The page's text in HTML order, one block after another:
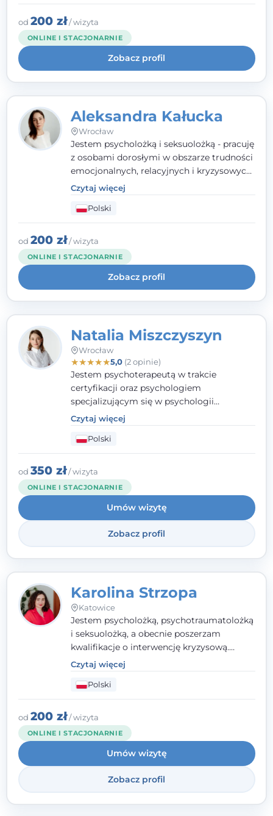
polskim i angielskim, w podejściu
humanistycznym, opartym na
partnerstwie i podmiotowości klienta.
od 200 zł/ wizyta
ONLINE I STACJONARNIE
Zobacz profil
Aleksandra Kałucka
Wrocław
Jestem psycholożką i seksuolożką - pracuję
z osobami dorosłymi w obszarze trudności
emocjonalnych, relacyjnych i kryzysowych,
w tym z osobami po doświadczeniach
przemocy. Ukończyłam psychologię
kliniczną oraz studia podyplomowe z
interwencji kryzysowej i seksuologii
klinicznej na SWPS we Wrocławiu. W pracy
kieruję się empatią, etyką zawodową i
uważnością na potrzeby klienta.
Czytaj więcej
Polski
od 200 zł/ wizyta
ONLINE I STACJONARNIE
Zobacz profil
Natalia Miszczyszyn
Wrocław
★★★★★5,0(2 opinie)
Jestem psychoterapeutą w trakcie
certyfikacji oraz psychologiem
specjalizującym się w psychologii
klinicznej. Ukończyłam również studia
podyplomowe z Praktycznej Diagnozy
Psychologicznej. Aktywnie uczestniczę w
działalności Polskiego Towarzystwa
Psychiatrycznego oraz Polskiego
Towarzystwa Psychologicznego, a także
jestem członkiem nadzwyczajnym
Wielkopolskiego Towarzystwa Terapii
Systemowej.
Czytaj więcej
Polski
od 350 zł/ wizyta
ONLINE I STACJONARNIE
Umów wizytę
Zobacz profil
Karolina Strzopa
Katowice
Jestem psycholożką, psychotraumatolożką
i seksuolożką, a obecnie poszerzam
kwalifikacje o interwencję kryzysową.
Pracuję w nurcie terapii trzeciej fali, łącząc
metody o potwierdzonej skuteczności.
Towarzyszę młodzieży, dorosłym i parom w
radzeniu sobie z bolesnymi
doświadczeniami tak, by mogli żyć pełniej.
Czytaj więcej
Polski
od 200 zł/ wizyta
ONLINE I STACJONARNIE
Umów wizytę
Zobacz profil